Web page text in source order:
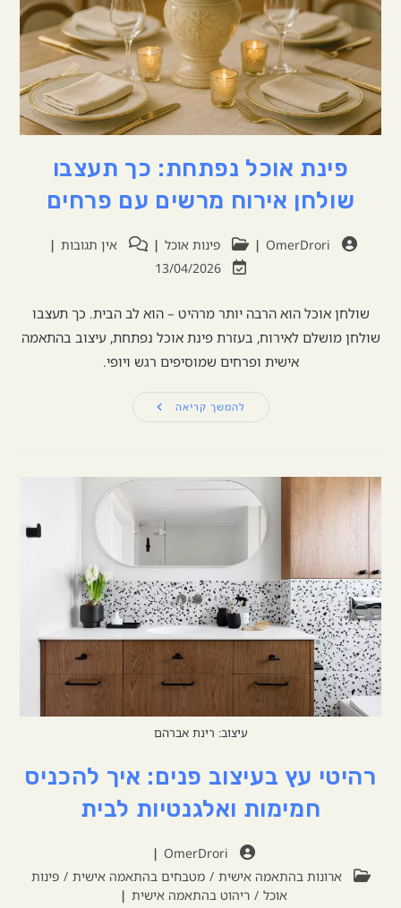
פינת אוכל נפתחת: כך תעצבו
שולחן אירוח מרשים עם פרחים
OmerDrori פינות אוכל
אין תגובות
13/04/2026
שולחן אוכל הוא הרבה יותר מרהיט – הוא לב הבית. כך תעצבו
שולחן מושלם לאירוח, בעזרת פינת אוכל נפתחת, עיצוב בהתאמה
אישית ופרחים שמוסיפים רגש ויופי.
להמשך קריאה
עיצוב: רינת אברהם
רהיטי עץ בעיצוב פנים: איך להכניס
חמימות ואלגנטיות לבית
OmerDrori
ארונות בהתאמה אישית / מטבחים בהתאמה אישית / פינות
אוכל / ריהוט בהתאמה אישית